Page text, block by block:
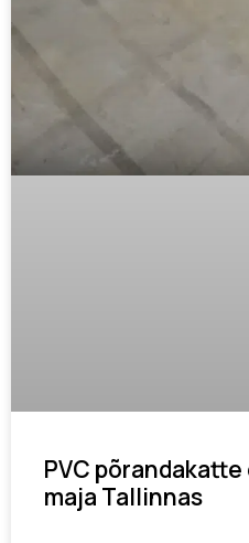
PVC
maja Tallinnas